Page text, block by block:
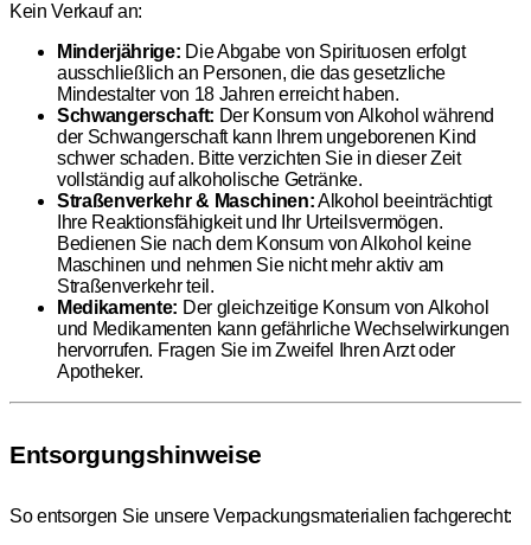
Kein Verkauf an:
Minderjährige: Die Abgabe von Spirituosen erfolgt
ausschließlich an Personen, die das gesetzliche
Mindestalter von 18 Jahren erreicht haben.
Schwangerschaft: Der Konsum von Alkohol während
der Schwangerschaft kann Ihrem ungeborenen Kind
schwer schaden. Bitte verzichten Sie in dieser Zeit
vollständig auf alkoholische Getränke.
Straßenverkehr & Maschinen:Alkohol beeinträchtigt
Ihre Reaktionsfähigkeit und Ihr Urteilsvermögen.
Bedienen Sie nach dem Konsum von Alkohol keine
Maschinen und nehmen Sie nicht mehr aktiv am
Straßenverkehr teil.
Medikamente: Der gleichzeitige Konsum von Alkohol
und Medikamenten kann gefährliche Wechselwirkungen
hervorrufen. Fragen Sie im Zweifel Ihren Arzt oder
Apotheker.
Entsorgungshinweise
So entsorgen Sie unsere Verpackungsmaterialien fachgerecht: